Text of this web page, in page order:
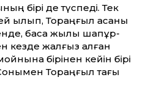
бірі де түспеді. Тек
қылып, Тораңғыл қасқаны
басқа жылқы шапұр-
кезде жалғыз қалған
бірінен кейін бірі
Тораңғыл тағы